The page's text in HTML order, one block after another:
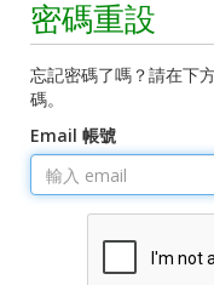
密碼重設
忘記密碼了嗎？請在下
碼。
Email 帳號